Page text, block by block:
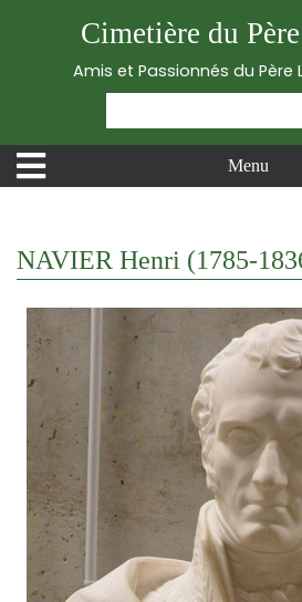
Cimetière du
Amis et Passionnés du Père
Menu
NAVIER Henri (1785-